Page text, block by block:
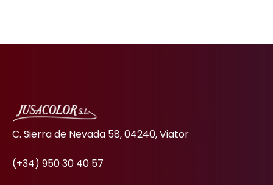
C. Sierra de Nevada 58, 04240, Viator
(+34) 950 30 40 57